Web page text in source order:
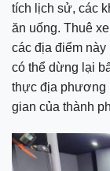
tích lịch sử, các
ăn uống. Thuê
các địa điểm này
có thể dừng lại
thực địa phương
gian của thành